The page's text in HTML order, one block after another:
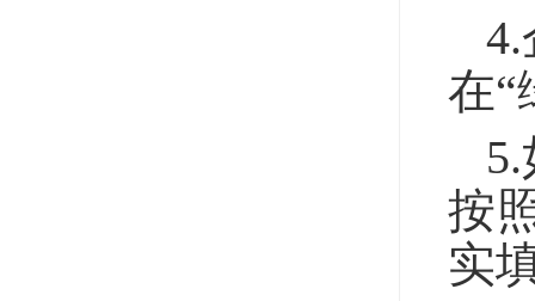
在“
按
实